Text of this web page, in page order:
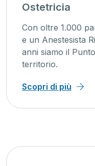
Ostetricia
Con oltre 1.000
e un Anestesista
anni siamo il
territorio.
Scopri di più